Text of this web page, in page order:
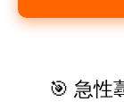
🎯 急性